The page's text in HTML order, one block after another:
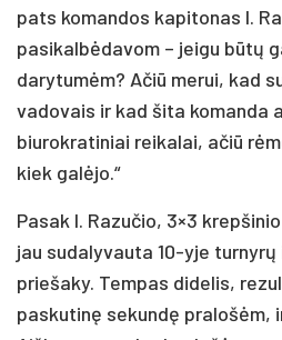
pats komandos kapitonas I.
pasikalbėdavom – jeigu būtų
darytumėm? Ačiū merui, kad
vadovais ir kad šita komanda
biurokratiniai reikalai, ačiū
kiek galėjo.“
Pasak I. Razučio, 3×3
jau sudalyvauta 10-yje turnyrų
priešaky. Tempas didelis,
paskutinę sekundę pralošėm,